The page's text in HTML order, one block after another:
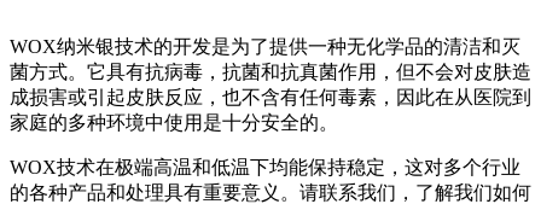
WOX纳米银技术的开发是为了提供一种无化学品的清洁和灭
菌方式。它具有抗病毒，抗菌和抗真菌作用，但不会对皮肤造
成损害或引起皮肤反应，也不含有任何毒素，因此在从医院到
家庭的多种环境中使用是十分安全的。
WOX技术在极端高温和低温下均能保持稳定，这对多个行业
的各种产品和处理具有重要意义。请联系我们，了解我们如何